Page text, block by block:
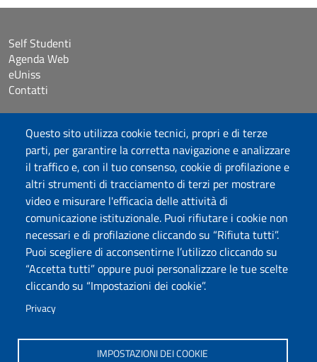
Questo sito utilizza cookie tecnici, propri e di terze
parti, per garantire la corretta navigazione e analizzare
il traffico e, con il tuo consenso, cookie di profilazione e
altri strumenti di tracciamento di terzi per mostrare
video e misurare l'efficacia delle attività di
comunicazione istituzionale. Puoi rifiutare i cookie non
necessari e di profilazione cliccando su “Rifiuta tutti”.
Puoi scegliere di acconsentirne l’utilizzo cliccando su
“Accetta tutti” oppure puoi personalizzare le tue scelte
cliccando su “Impostazioni dei cookie”.
Privacy
IMPOSTAZIONI DEI COOKIE
DADU – Dipartimento di Architettura, Design e Urbanistica
Università degli Studi di Sassari
Palazzo del Pou Salit – Piazza Duomo, 6 - 07041 Alghero
aaadip@uniss.it
Self Studenti
Agenda Web
eUniss
Contatti
Accessibilità
Dichiarazione di accessibilità
Cookie settings
Mappa del sito
Protocollo
Seguici su